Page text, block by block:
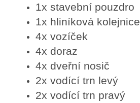
1x stavební pouzdro
1x hliníková kolejnice
4x vozíček
4x doraz
4x dveřní nosič
2x vodící trn levý
2x vodící trn pravý